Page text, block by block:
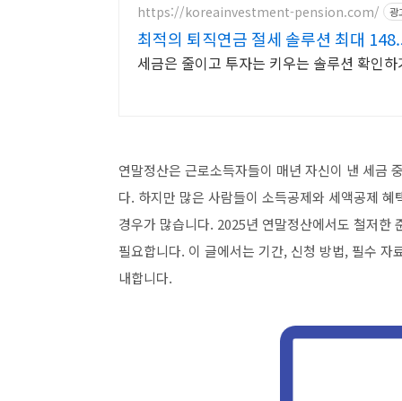
https://koreainvestment-pension.com/ 광
최적의 퇴직연금 절세 솔루션 최대
세금은 줄이고 투자는 키우는 솔루션 확인하
연말정산은 근로소득자들이 매년 자신이 낸 세금
다. 하지만 많은 사람들이 소득공제와 세액공제
경우가 많습니다. 2025년 연말정산에서도 철저한
필요합니다. 이 글에서는 기간, 신청 방법, 필수
내합니다.